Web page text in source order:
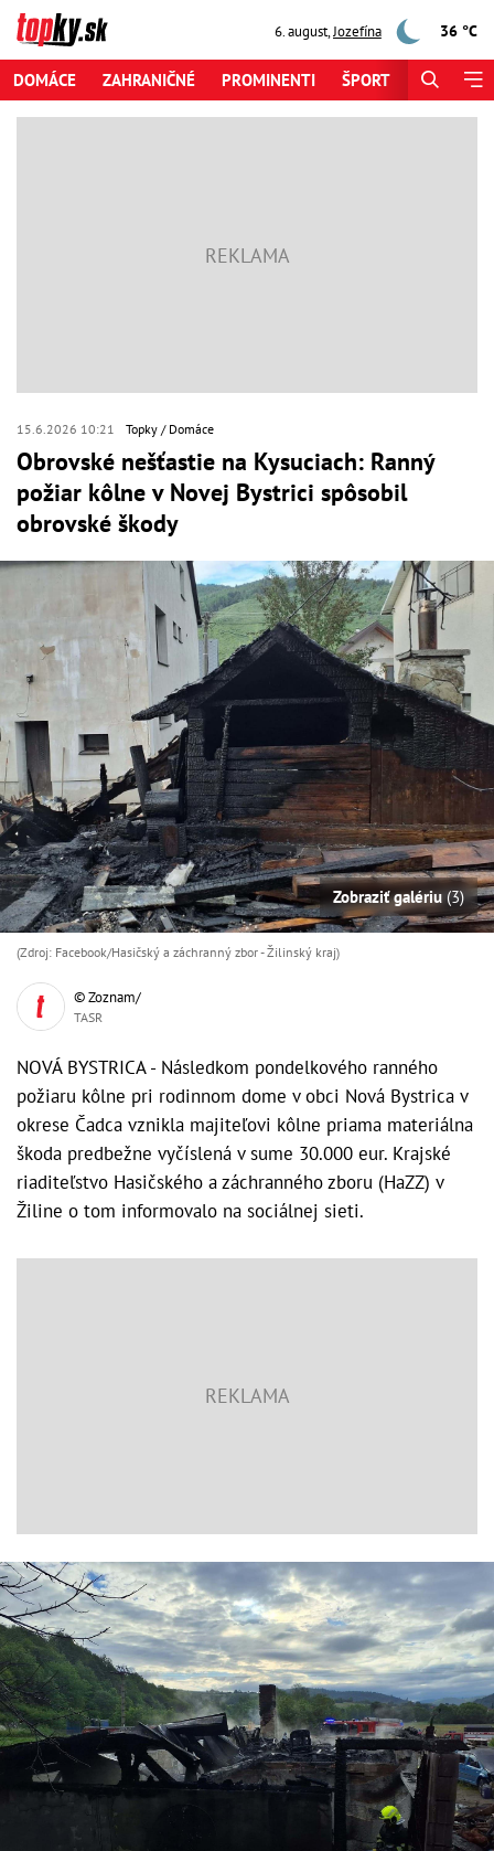
6. august,Jozefína 36 °C
DOMÁCE ZAHRANIČNÉ PROMINENTI ŠPORT
15.6.2026 10:21 Topky Domáce
Obrovské nešťastie na Kysuciach: Ranný
požiar kôlne v Novej Bystrici spôsobil
obrovské škody
Zobraziť galériu (3)
(Zdroj: Facebook/Hasičský a záchranný zbor - Žilinský kraj)
© Zoznam/
TASR
NOVÁ BYSTRICA - Následkom pondelkového ranného
požiaru kôlne pri rodinnom dome v obci Nová Bystrica v
okrese Čadca vznikla majiteľovi kôlne priama materiálna
škoda predbežne vyčíslená v sume 30.000 eur. Krajské
riaditeľstvo Hasičského a záchranného zboru (HaZZ) v
Žiline o tom informovalo na sociálnej sieti.